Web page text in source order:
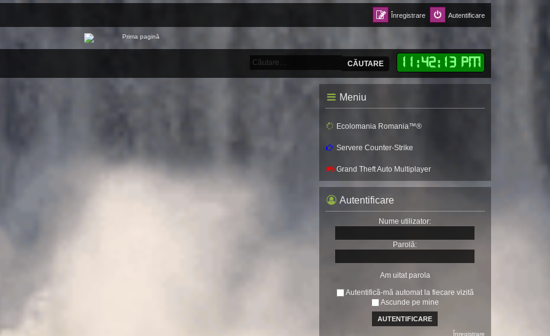
Autentificare
Înregistrare
11 :42: 15 PM
CĂUTARE
Meniu
Ecolomania Romania™®
Servere Counter-Strike
Grand Theft Auto Multiplayer
Autentificare
Nume utilizator:
Parolă:
Am uitat parola
Autentifică-mă automat la fiecare vizită
Ascunde pe mine
Înregistrare